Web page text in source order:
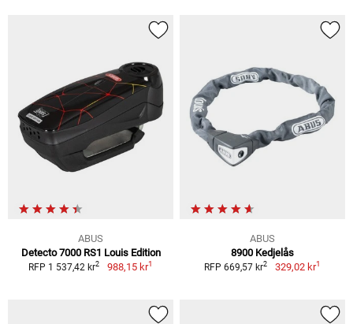
ABUS
Detecto 7000 RS1 Louis Edition
RFP 1 537,42 kr2 988,15 kr1
ABUS
8900 Kedjelås
RFP 669,57 kr2 329,02 kr1